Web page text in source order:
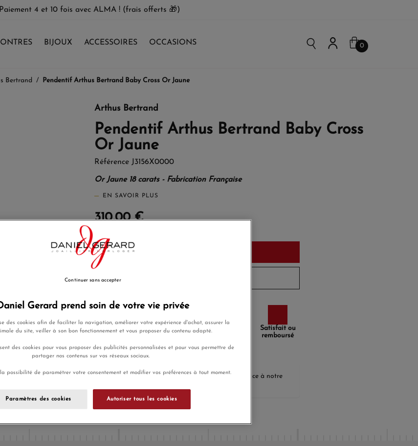
Paiement 4 et 10 fois avec ALMA ! (frais offerts 🎁)
BIJOUX ACCESSOIRES OCCASIONS 0
Bertrand Pendentif Arthus Bertrand Baby Cross Or Jaune
Arthus Bertrand
Pendentif Arthus Bertrand Baby Cross
Or Jaune
Référence J3156X0000
Or Jaune 18 carats - Fabrication Française
EN SAVOIR PLUS
310,00 €
Livraison
Payez en 4x
ou 10x sans
Paiement
Satisfait ou
remboursé
En achetant ce produit vous gagnerez9,30 €
grâce à notre
Gerard prend soin de votre vie privée
des cookies afin de faciliter la navigation, améliorer votre expérience d'achat, assurer la
du site, veiller à son bon fonctionnement et vous proposer du contenu adapté.
des cookies pour vous proposer des publicités personnalisées et pour vous permettre de
partager nos contenus sur vos réseaux sociaux.
possibilité de paramétrer votre consentement et modifier vos préférences à tout moment.
Paramètres des cookies Autoriser tous les cookies
Continuer sans accepter